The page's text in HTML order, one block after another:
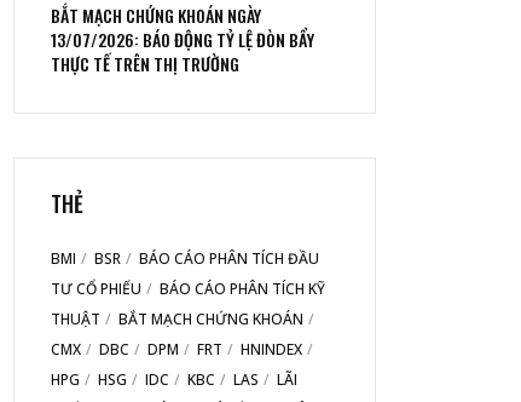
BẮT MẠCH CHỨNG KHOÁN NGÀY
13/07/2026: BÁO ĐỘNG TỶ LỆ ĐÒN BẨY
THỰC TẾ TRÊN THỊ TRƯỜNG
THẺ
BMI BSR
BÁO CÁO PHÂN TÍCH ĐẦU
TƯ CỔ PHIẾU
BÁO CÁO PHÂN TÍCH KỸ
THUẬT
BẮT MẠCH CHỨNG KHOÁN
CMX
DBC DPM FRT
HNINDEX
HPG
HSG IDC KBC LAS
LÃI